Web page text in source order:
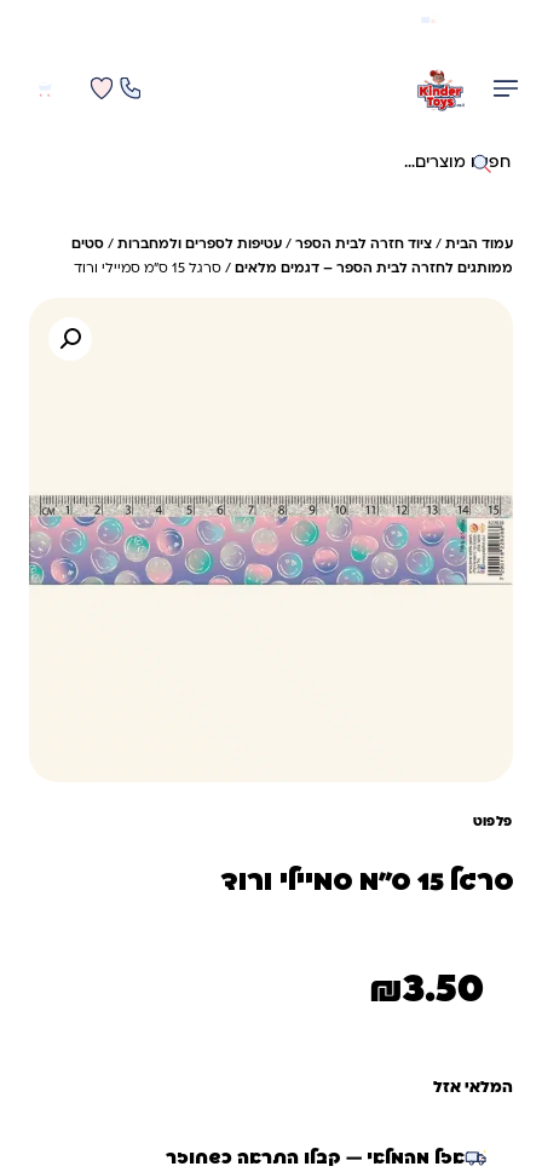
חיפוש באתר
עמוד הבית / ציוד חזרה לבית הספר / עטיפות לספרים ולמחברות / סטים
ממותגים לחזרה לבית הספר – דגמים מלאים / סרגל 15 ס"מ סמיילי ורוד
פלפוט
סרגל 15 ס"מ סמיילי ורוד
₪3.50
המלאי אזל
אזל מהמלאי — קבלו התראה כשחוזר